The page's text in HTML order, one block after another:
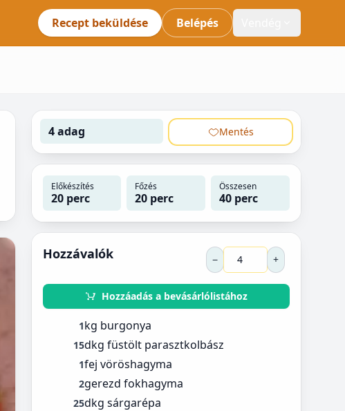
Recept beküldése Belépés
4 adag Mentés
Előkészítés
20 perc
Főzés
20 perc
Összesen
40 perc
Hozzávalók − +
Hozzáadás a bevásárlólistához
1kg burgonya
15dkg füstölt parasztkolbász
1fej vöröshagyma
2gerezd fokhagyma
25dkg sárgarépa